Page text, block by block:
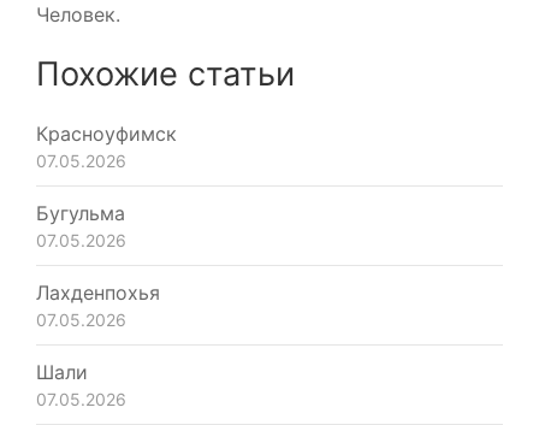
Человек.
Похожие статьи
Красноуфимск
07.05.2026
Бугульма
07.05.2026
Лахденпохья
07.05.2026
Шали
07.05.2026